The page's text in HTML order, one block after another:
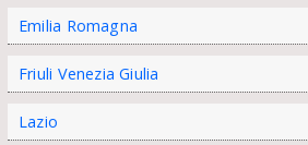
Emilia Romagna
Friuli Venezia Giulia
Lazio